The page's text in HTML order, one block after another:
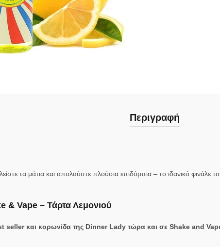
Περιγραφή
τα μάτια και απολαύστε πλούσια επιδόρπια – το ιδανικό
& Vape – Τάρτα Λεμονιού
seller και κορωνίδα της Dinner Lady τώρα και σε Shake and